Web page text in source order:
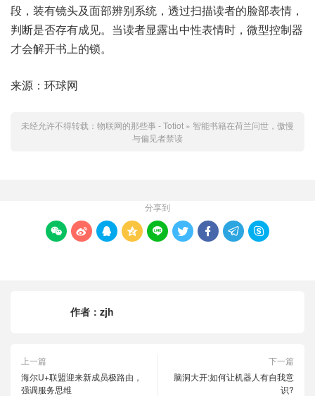
段，装有镜头及面部辨别系统，透过扫描读者的脸部表情，
判断是否存有成见。当读者显露出中性表情时，微型控制器
才会解开书上的锁。
来源：环球网
未经允许不得转载： 物联网的那些事 - Totiot » 智能书籍在荷兰问世，傲慢
与偏见者禁读
分享到
        
作者： zjh
上一篇
海尔U+联盟迎来新成员极路由，
强调服务思维
下一篇
脑洞大开:如何让机器人有自我意
识?